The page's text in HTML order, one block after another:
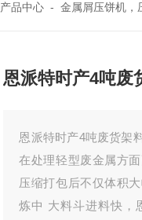
产品中心 -金属屑压饼机，
恩派特时产4吨废
恩派特时产4吨废货架
在处理轻型废金属方
压缩打包后不仅体积
炼中 大料斗进料快，